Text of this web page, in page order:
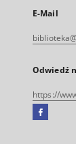
E-Mail
Odwiedź
https://
Facebook